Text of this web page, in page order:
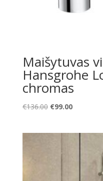
Maišytuvas
Hansgrohe
chromas
€136.00 Original
€99.00Current